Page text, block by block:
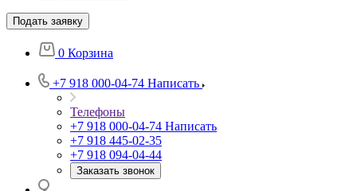
Подать заявку
0 Корзина
+7 918 000-04-74 Написать
Телефоны
+7 918 000-04-74 Написать
+7 918 445-02-35
+7 918 094-04-44
Заказать звонок